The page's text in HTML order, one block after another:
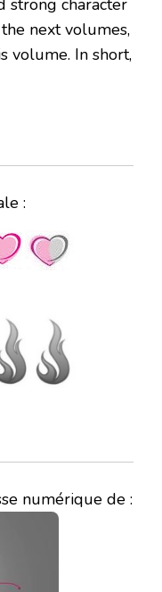
strong character
next volumes,
volume. In short,
:
numérique de :